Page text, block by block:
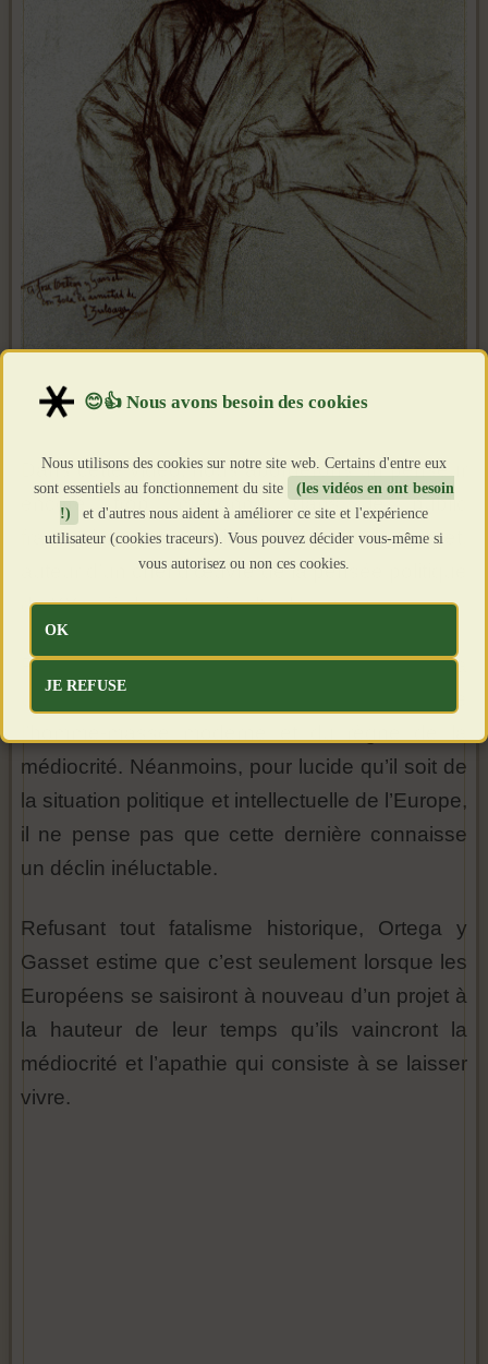
Dans cette vidéo, nous aborderons un penseur
encore trop méconnu dans le public
francophone, à savoir Jose Ortega y Gasset,
auteur d’un chef d’œuvre de la pensée politique
du XXe siècle : « La révolte des masses ».
Philosophe de haute stature, Ortega se livre à
une critique d’une grande profondeur de
médiocrité. Néanmoins, pour lucide qu’il soit de
la situation politique et intellectuelle de l’Europe,
il ne pense pas que cette dernière connaisse
un déclin inéluctable.
Refusant tout fatalisme historique, Ortega y
Gasset estime que c’est seulement lorsque les
Européens se saisiront à nouveau d’un projet à
la hauteur de leur temps qu’ils vaincront la
médiocrité et l’apathie qui consiste à se laisser
vivre.
Nous utilisons des cookies sur notre site web. Certains d'entre eux
sont essentiels au fonctionnement du site
(les vidéos en ont besoin
!)
et d'autres nous aident à améliorer ce site et l'expérience
utilisateur (cookies traceurs). Vous pouvez décider vous-même si
vous autorisez ou non ces cookies.
OK
JE REFUSE